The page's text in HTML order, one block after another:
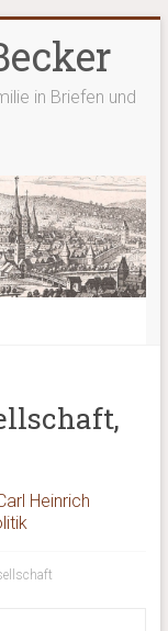
in Briefen und
Heinrich